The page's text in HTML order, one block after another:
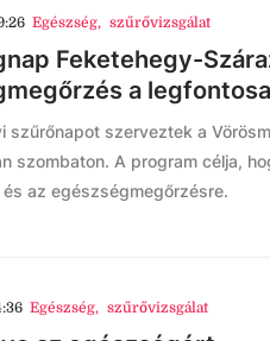
Egészség, szűrővizsgálat
Feketehegy-
a
szűrőnapot szerveztek a
szombaton. A program célja,
az egészségmegőrzésre.
Egészség, szűrővizsgálat